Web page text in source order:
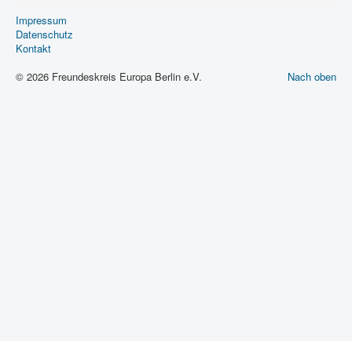
Impressum
Datenschutz
Kontakt
Nach oben
© 2026 Freundeskreis Europa Berlin e.V.